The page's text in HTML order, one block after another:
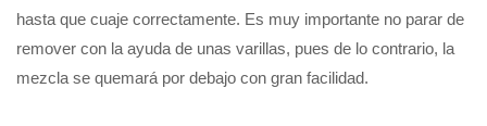
hasta que cuaje correctamente. Es muy importante no parar de
remover con la ayuda de unas varillas, pues de lo contrario, la
mezcla se quemará por debajo con gran facilidad.